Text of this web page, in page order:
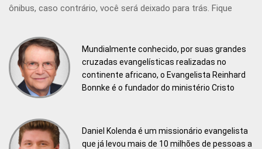
ônibus, caso contrário, você será deixado para trás. Fique
especialmente após cada evento, pois estaremos sempre
dirigindo em comboios.Mundialmente conhecido, por suas grandes
cruzadas evangelísticas realizadas no
continente africano, o Evangelista Reinhard
Bonnke é o fundador do ministério Cristo
Daniel Kolenda é um missionário evangelista
que já levou mais de 10 milhões de pessoas a